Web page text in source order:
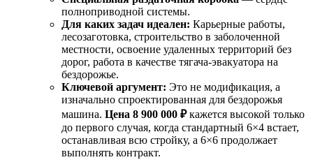
полноприводной системы.
Для каких задач идеален: Карьерные работы,
лесозаготовка, строительство в заболоченной
местности, освоение удаленных территорий без
дорог, работа в качестве тягача-эвакуатора на
бездорожье.
Ключевой аргумент: Это не модификация, а
изначально спроектированная для бездорожья
машина. Цена 8 900 000 ₽кажется высокой только
до первого случая, когда стандартный 6×4 встает,
останавливая всю стройку, а 6×6 продолжает
выполнять контракт.